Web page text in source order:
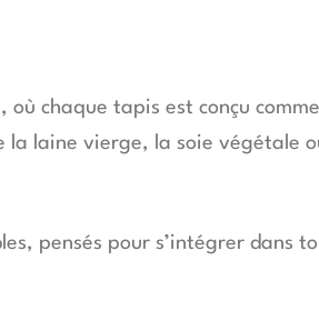
chaque tapis est conçu
laine vierge, la soie végétale
pensés pour s’intégrer dans